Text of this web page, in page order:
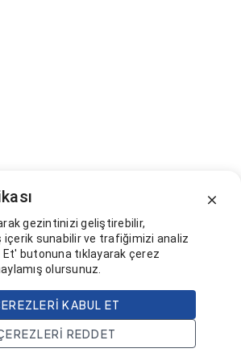
Ara Projeler Hesap
gezintinizi geliştirebilir,
sunabilir ve trafiğimizi analiz
Et' butonuna tıklayarak çerez
olursunuz.
KABUL ET
REDDET